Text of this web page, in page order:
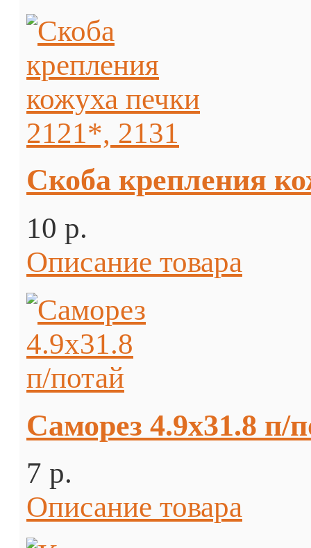
Скоба крепления
10 p.
Описание товара
Саморез 4.9х31.8 п/
7 p.
Описание товара